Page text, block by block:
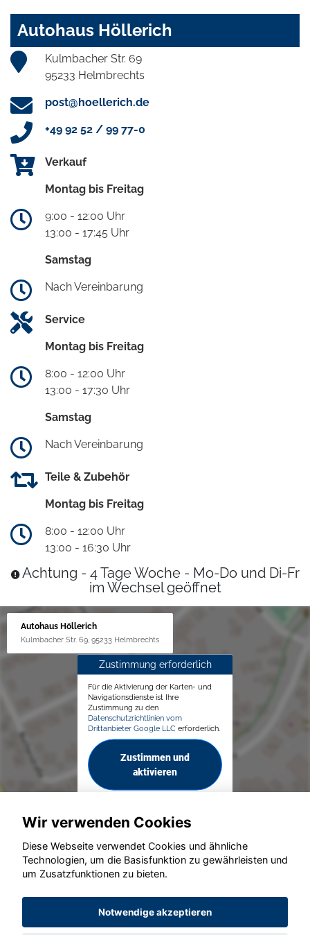
Autohaus Höllerich
Kulmbacher Str. 69
95233 Helmbrechts
post@hoellerich.de
+49 92 52 / 99 77-0
Verkauf
Montag bis Freitag
9:00 - 12:00 Uhr
13:00 - 17:45 Uhr
Samstag
Nach Vereinbarung
Service
Montag bis Freitag
8:00 - 12:00 Uhr
13:00 - 17:30 Uhr
Samstag
Nach Vereinbarung
Teile & Zubehör
Montag bis Freitag
8:00 - 12:00 Uhr
13:00 - 16:30 Uhr
Achtung - 4 Tage Woche - Mo-Do und Di-Fr
im Wechsel geöffnet
Autohaus Höllerich
Kulmbacher Str. 69, 95233 Helmbrechts
Zustimmung erforderlich
Für die Aktivierung der Karten- und
Navigationsdienste ist Ihre
Zustimmung zu den
Datenschutzrichtlinien vom
Drittanbieter Google LLC erforderlich.
Zustimmen und
aktivieren
© konjunkturmotor.de GmbH 2020 - 2026
Wir verwenden Cookies
Diese Webseite verwendet Cookies und ähnliche
Technologien, um die Basisfunktion zu gewährleisten und
um Zusatzfunktionen zu bieten.
Notwendige akzeptieren